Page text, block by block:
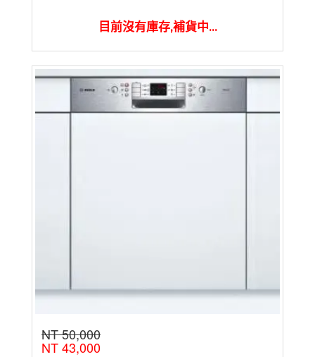
目前沒有庫存,補貨中...
NT 50,000
NT 43,000